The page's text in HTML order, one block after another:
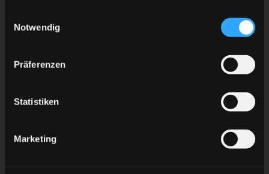
Notwendig
Präferenzen
Statistiken
Marketing